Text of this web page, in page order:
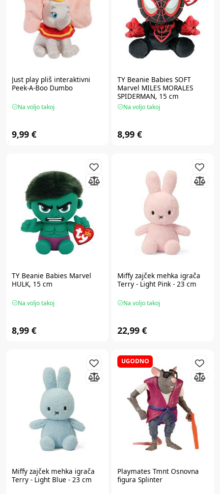
Just play pliš interaktivni
Peek-A-Boo Dumbo
Na voljo takoj
9,99 €
TY Beanie Babies SOFT
Marvel MILES MORALES
SPIDERMAN, 15 cm
Na voljo takoj
8,99 €
TY Beanie Babies Marvel
HULK, 15 cm
Na voljo takoj
8,99 €
Miffy zajček mehka igrača
Terry - Light Pink - 23 cm
Na voljo takoj
22,99 €
Miffy zajček mehka igrača
Terry - Light Blue - 23 cm
UGODNO
Playmates Tmnt Osnovna
figura Splinter